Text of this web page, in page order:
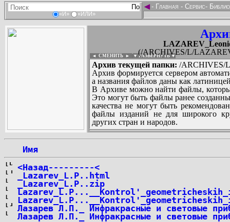
«И» «ИЛИ»
◄- Главная - Сервис-
(/ARCHIVES/L/
◄ СМЕНИТЬ ► ▼ РАЗВЕРНУТЬ ▼
Архив текущей папки: /ARCHIVES/
Архив формируется сервером
а названия файлов даны как
В Архиве можно найти файлы,
Это могут быть файлы ранее
качества не могут быть
файлы изданий не для широкого
других стран и народов.
Имя
<Назад---------<
_Lazarev_L.P..html
_Lazarev_L.P..zip
Лазарев Л.П._ Инфракрасные и световые
Лазарев Л.П._ Инфракрасные и световые